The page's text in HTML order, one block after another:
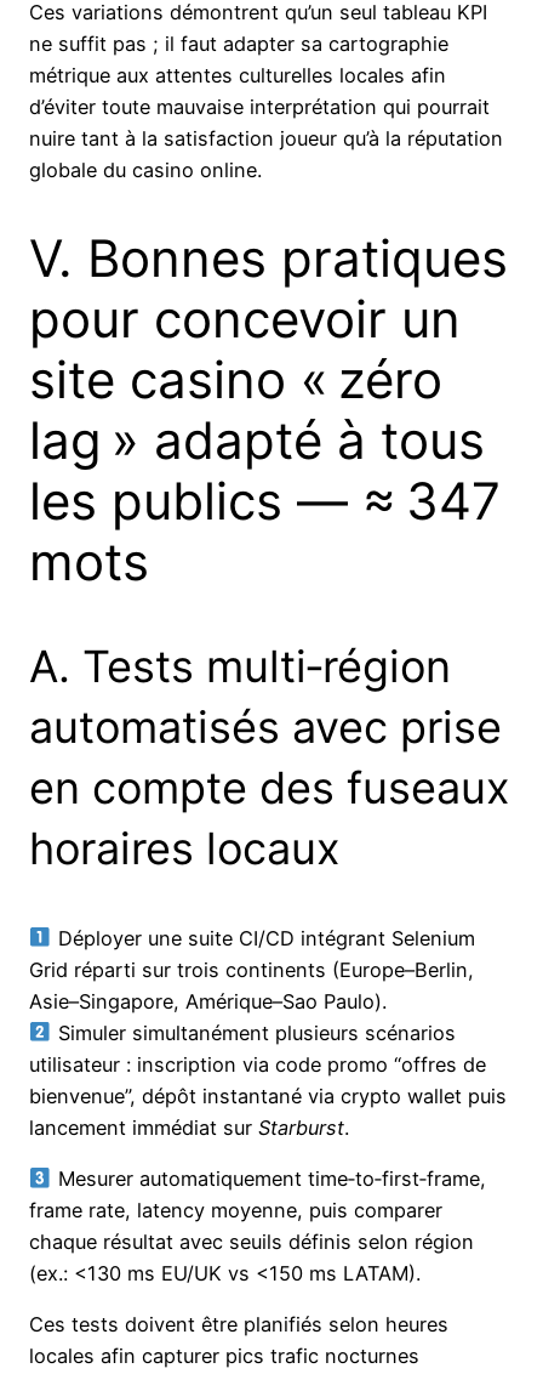
Ces variations démontrent qu’un seul tableau KPI
ne suffit pas ; il faut adapter sa cartographie
métrique aux attentes culturelles locales afin
d’éviter toute mauvaise interprétation qui pourrait
nuire tant à la satisfaction joueur qu’à la réputation
globale du casino online.
V​.​ Bonnes pratiques
pour concevoir un
site casino « zéro
lag » adapté à tous
les publics — ≈ 347
mots
A​.​ Tests multi‑région
automatisés avec prise
en compte des fuseaux
horaires locaux
Déployer une suite CI/CD intégrant Selenium
Grid réparti sur trois continents (Europe–Berlin,
Asie–Singapore, Amérique–Sao Paulo).
Simuler simultanément plusieurs scénarios
utilisateur : inscription via code promo “offres de
bienvenue”, dépôt instantané via crypto wallet puis
lancement immédiat sur Starburst.
Mesurer automatiquement time‑to‑first‑frame,
frame rate, latency moyenne, puis comparer
chaque résultat avec seuils définis selon région
(ex.: <130 ms EU/UK vs <150 ms LATAM).
Ces tests doivent être planifiés selon heures
locales afin capturer pics trafic nocturnes